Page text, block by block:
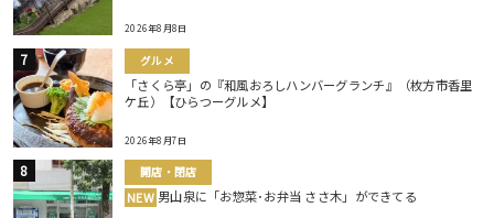
2026年8月8日
グルメ
「さくら亭」の『和風おろしハンバーグランチ』（枚方市香里
ケ丘）【ひらつーグルメ】
2026年8月7日
開店・閉店
NEW 男山泉に「お惣菜･お弁当 ささ木」ができてる